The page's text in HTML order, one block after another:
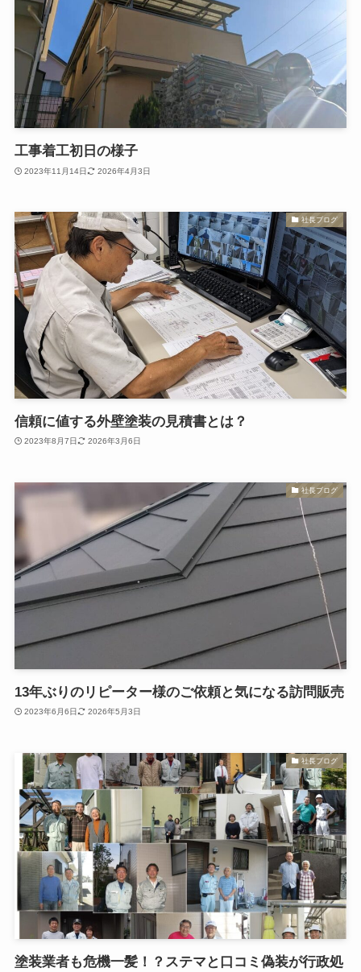
工事着工初日の様子
2023年11月14日 2026年4月3日
社長ブログ
信頼に値する外壁塗装の見積書とは？
2023年8月7日 2026年3月6日
社長ブログ
13年ぶりのリピーター様のご依頼と気になる訪問販売
2023年6月6日 2026年5月3日
社長ブログ
塗装業者も危機一髪！？ステマと口コミ偽装が行政処